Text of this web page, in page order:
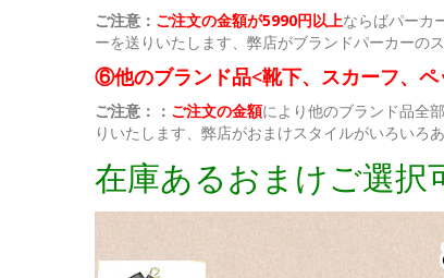
ご注意： ご注文の金額が5990円以上ならばパーカ
ーを送りいたします、弊店がブランドパーカーの
⑥他のブランド品<靴下、スカーフ、
ご注意：： ご注文の金額により他のブランド品全
りいたします、弊店がおまけスタイルがいろいろ
在庫あるおまけご選択